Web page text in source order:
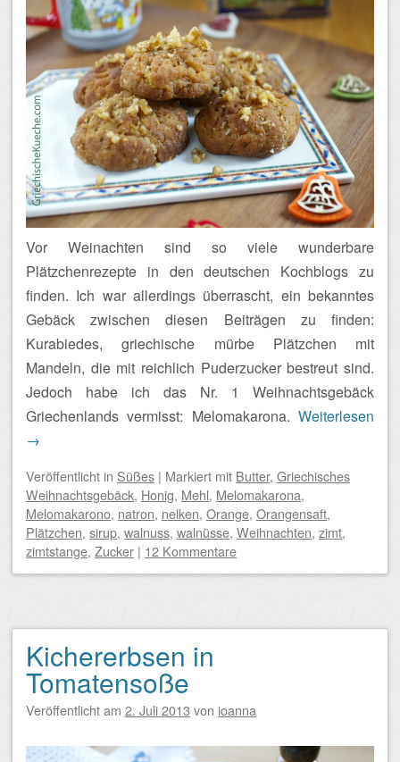
Vor Weinachten sind so viele wunderbare
Plätzchenrezepte in den deutschen Kochblogs zu
finden. Ich war allerdings überrascht, ein bekanntes
Gebäck zwischen diesen Beiträgen zu finden:
Kurabiedes, griechische mürbe Plätzchen mit
Mandeln, die mit reichlich Puderzucker bestreut sind.
Jedoch habe ich das Nr. 1 Weihnachtsgebäck
Griechenlands vermisst: Melomakarona. Weiterlesen
→
Veröffentlicht in Süßes | Markiert mit Butter, Griechisches
Weihnachtsgebäck, Honig, Mehl, Melomakarona,
Melomakarono, natron, nelken, Orange, Orangensaft,
Plätzchen, sirup, walnuss, walnüsse, Weihnachten, zimt,
zimtstange, Zucker | 12 Kommentare
Kichererbsen in
Tomatensoße
Veröffentlicht am 2. Juli 2013 von ioanna